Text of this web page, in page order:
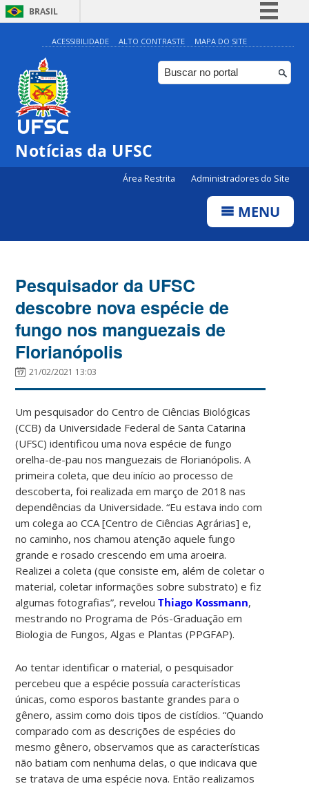
BRASIL
Simplifique!
Comunica BR
Participe
ACESSIBILIDADE ALTO CONTRASTE MAPA DO SITE
Notícias da UFSC
Área Restrita Administradores do Site
MENU
Pesquisador da UFSC
descobre nova espécie de
fungo nos manguezais de
Florianópolis
21/02/2021 13:03
Um pesquisador do Centro de Ciências Biológicas
(CCB) da Universidade Federal de Santa Catarina
(UFSC) identificou uma nova espécie de fungo
orelha-de-pau nos manguezais de Florianópolis. A
primeira coleta, que deu início ao processo de
descoberta, foi realizada em março de 2018 nas
dependências da Universidade. “Eu estava indo com
um colega ao CCA [Centro de Ciências Agrárias] e,
no caminho, nos chamou atenção aquele fungo
grande e rosado crescendo em uma aroeira.
Realizei a coleta (que consiste em, além de coletar o
material, coletar informações sobre substrato) e fiz
algumas fotografias”, revelouThiago Kossmann,
mestrando no Programa de Pós-Graduação em
Biologia de Fungos, Algas e Plantas (PPGFAP).
Ao tentar identificar o material, o pesquisador
percebeu que a espécie possuía características
únicas, como esporos bastante grandes para o
gênero, assim como dois tipos de cistídios. “Quando
comparado com as descrições de espécies do
mesmo gênero, observamos que as características
não batiam com nenhuma delas, o que indicava que
se tratava de uma espécie nova. Então realizamos